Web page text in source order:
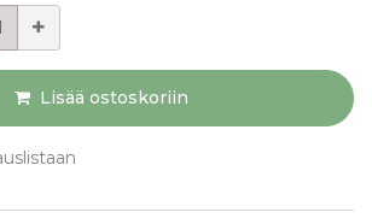
Lisää ostoskoriin